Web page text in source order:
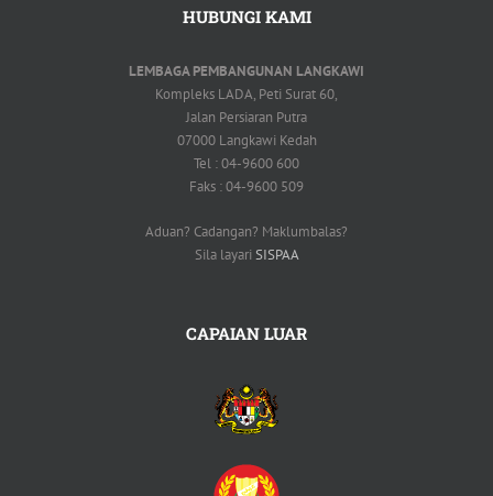
HUBUNGI KAMI
LEMBAGA PEMBANGUNAN LANGKAWI
Kompleks LADA, Peti Surat 60,
Jalan Persiaran Putra
07000 Langkawi Kedah
Tel : 04-9600 600
Faks : 04-9600 509
Aduan? Cadangan? Maklumbalas?
Sila layari SISPAA
CAPAIAN LUAR